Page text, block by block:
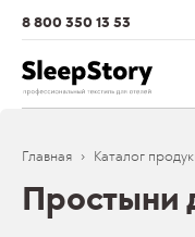
8 800 350 13 53
Главная Каталог
Простыни